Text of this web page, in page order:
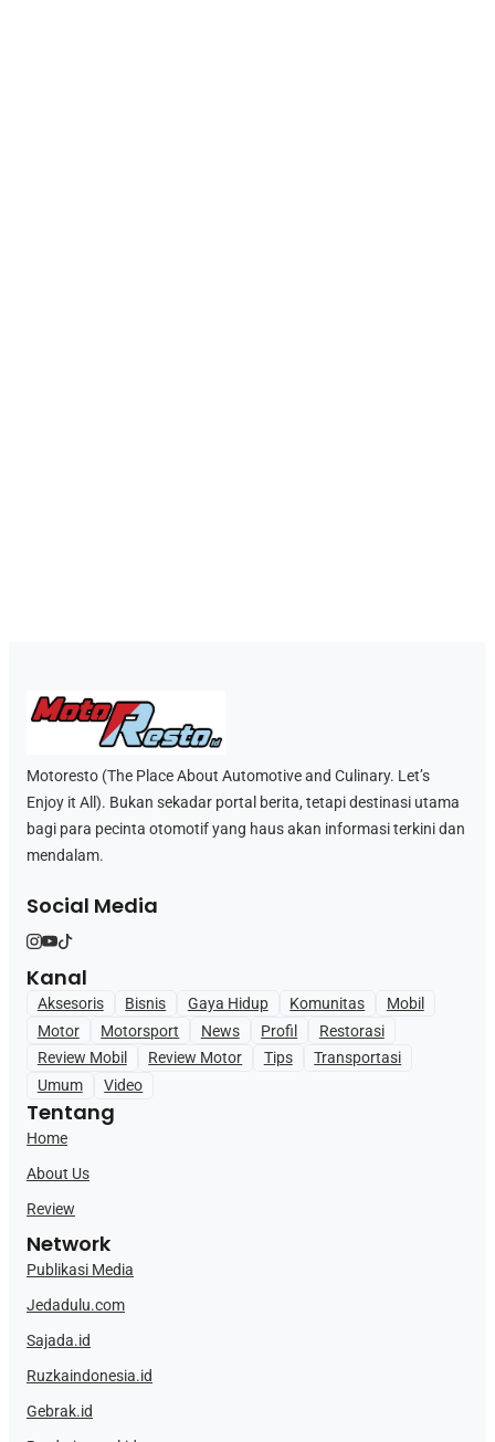
Motoresto (The Place About Automotive and Culinary. Let’s
Enjoy it All). Bukan sekadar portal berita, tetapi destinasi utama
bagi para pecinta otomotif yang haus akan informasi terkini dan
mendalam.
Social Media
Kanal
Aksesoris Bisnis Gaya Hidup Komunitas
Mobil
Motor
Motorsport News Profil
Restorasi
Review Mobil
Review Motor Tips
Transportasi
Umum
Video
Tentang
Home
About Us
Review
Network
Publikasi Media
Jedadulu.com
Sajada.id
Ruzkaindonesia.id
Gebrak.id